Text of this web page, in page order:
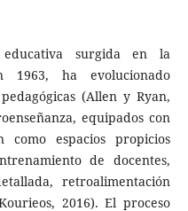
educativa surgida en la
1963, ha evolucionado
(Allen y Ryan,
equipados con
como espacios propicios
de docentes,
retroalimentación
2016). El proceso